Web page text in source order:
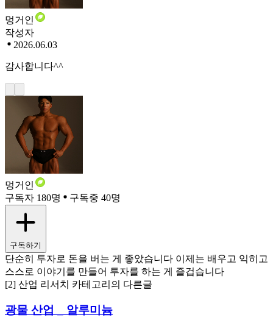
멍거인
작성자
2026.06.03
감사합니다^^
멍거인
구독자 180명
구독중 40명
구독하기
단순히 투자로 돈을 버는 게 좋았습니다 이제는 배우고 익히고
스스로 이야기를 만들어 투자를 하는 게 즐겁습니다
[2] 산업 리서치 카테고리의 다른글
광물 산업 _ 알루미늄